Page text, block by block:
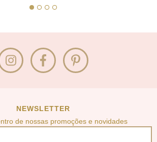
NEWSLETTER
de nossas promoções e novidades